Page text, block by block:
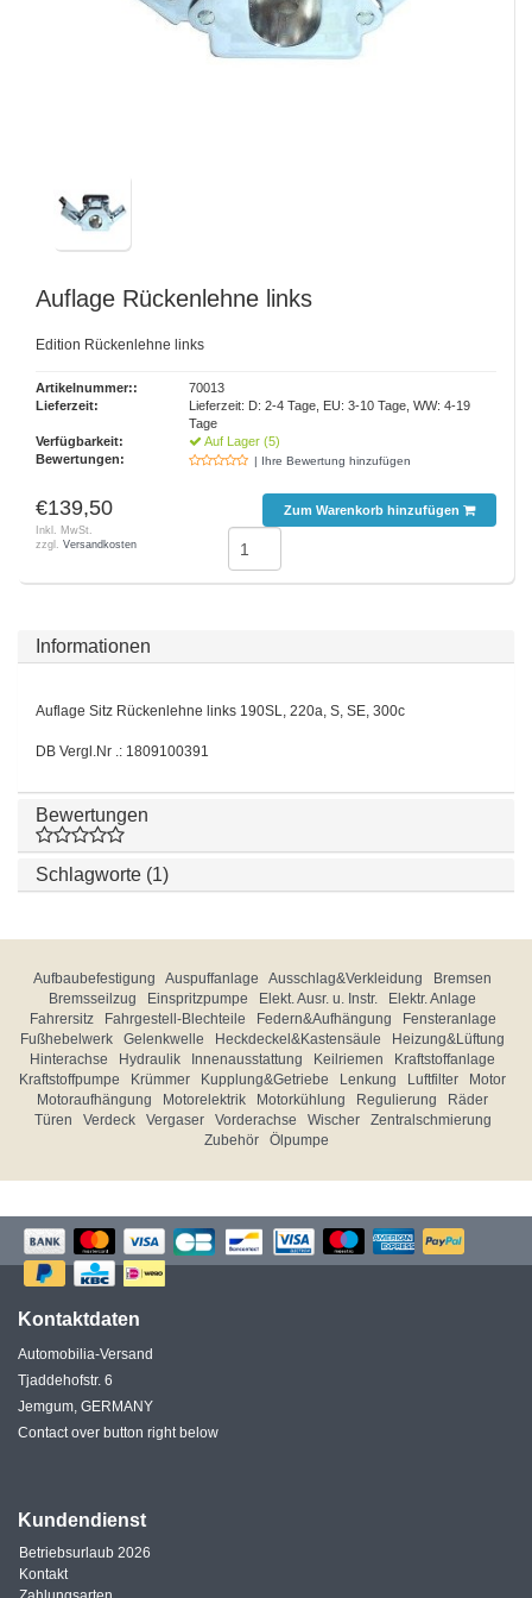
Auflage Rückenlehne links
Edition Rückenlehne links
Artikelnummer::
70013
Lieferzeit:
Lieferzeit: D: 2-4 Tage, EU: 3-10 Tage, WW: 4-19
Tage
Verfügbarkeit:
Auf Lager (5)
Bewertungen:
| Ihre Bewertung hinzufügen
€139,50
Inkl. MwSt.
zzgl. Versandkosten
Zum Warenkorb hinzufügen
Informationen
Auflage Sitz Rückenlehne links 190SL, 220a, S, SE, 300c
DB Vergl.Nr .: 1809100391
Bewertungen
Schlagworte (1)
Aufbaubefestigung Auspuffanlage Ausschlag&Verkleidung
Bremsen
Bremsseilzug
Einspritzpumpe Elekt. Ausr. u. Instr.
Elektr. Anlage
Fahrersitz
Fahrgestell-Blechteile Federn&Aufhängung
Fensteranlage
Fußhebelwerk
Gelenkwelle Heckdeckel&Kastensäule
Heizung&Lüftung
Hinterachse
Hydraulik Innenausstattung Keilriemen
Kraftstoffanlage
Kraftstoffpumpe
Krümmer Kupplung&Getriebe Lenkung Luftfilter
Motor
Motoraufhängung
Motorelektrik Motorkühlung Regulierung
Räder
Türen
Verdeck Vergaser Vorderachse Wischer
Zentralschmierung
Zubehör
Ölpumpe
Kontaktdaten
Automobilia-Versand
Tjaddehofstr. 6
Jemgum, GERMANY
Contact over button right below
Kundendienst
Betriebsurlaub 2026
Kontakt